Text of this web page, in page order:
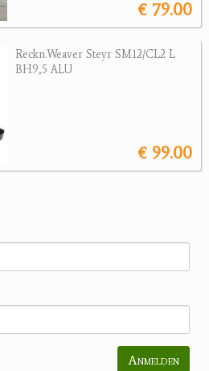
€ 79.00
Reckn.Weaver Steyr SM12/CL2 L
BH9,5 ALU
€ 99.00
Anmelden